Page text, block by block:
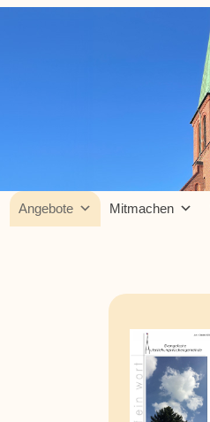
Angebote Mitmachen